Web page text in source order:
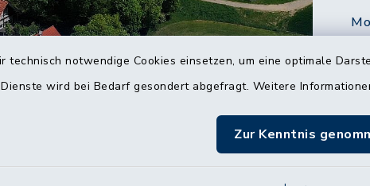
technisch notwendige Cookies einsetzen, um eine optimale
Dienste wird bei Bedarf gesondert abgefragt. Weitere
Zur Kenntnis